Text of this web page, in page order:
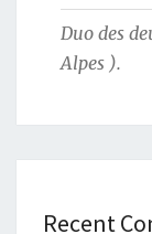
Duo des
Alpes ).
Recent